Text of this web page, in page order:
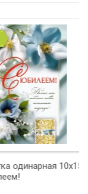
одинарная 10x15: